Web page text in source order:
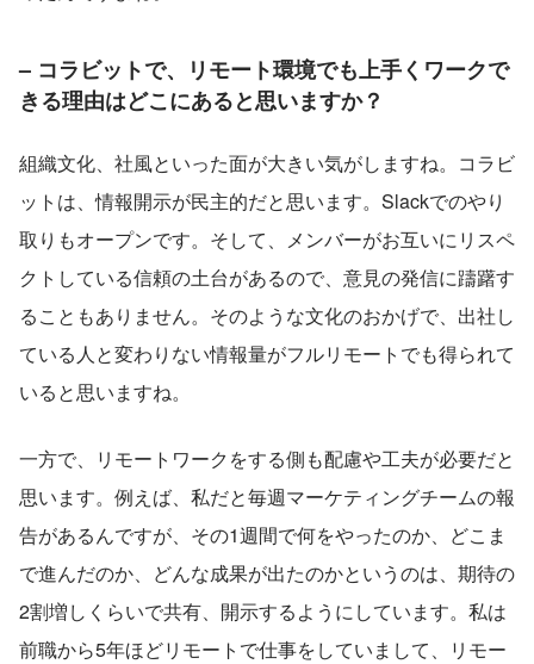
– コラビットで、リモート環境でも上手くワークで
きる理由はどこにあると思いますか？
組織文化、社風といった面が大きい気がしますね。コラビ
ットは、情報開示が民主的だと思います。Slackでのやり
取りもオープンです。そして、メンバーがお互いにリスペ
クトしている信頼の土台があるので、意見の発信に躊躇す
ることもありません。そのような文化のおかげで、出社し
ている人と変わりない情報量がフルリモートでも得られて
いると思いますね。
一方で、リモートワークをする側も配慮や工夫が必要だと
思います。例えば、私だと毎週マーケティングチームの報
告があるんですが、その1週間で何をやったのか、どこま
で進んだのか、どんな成果が出たのかというのは、期待の
2割増しくらいで共有、開示するようにしています。私は
前職から5年ほどリモートで仕事をしていまして、リモー